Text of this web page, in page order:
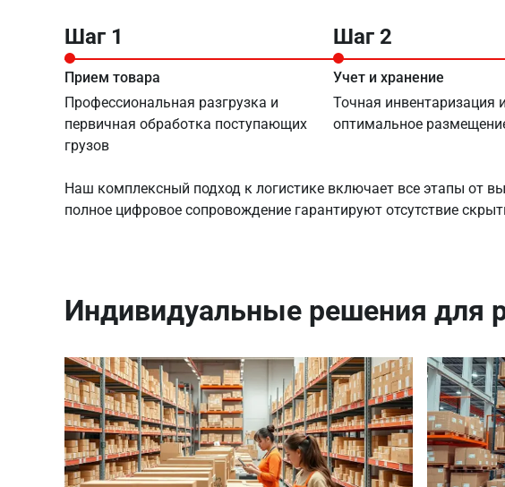
Шаг 1
Прием товара
Профессиональная разгрузка и
первичная обработка поступающих
грузов
Шаг 2
Учет и хранение
Точная инвентаризация и
оптимальное
Наш комплексный подход к логистике включает все этапы от
полное цифровое сопровождение гарантируют отсутствие
Индивидуальные решения для